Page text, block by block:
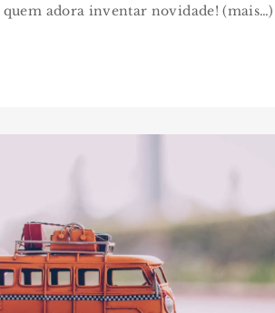
adora inventar novidade! (mais…)